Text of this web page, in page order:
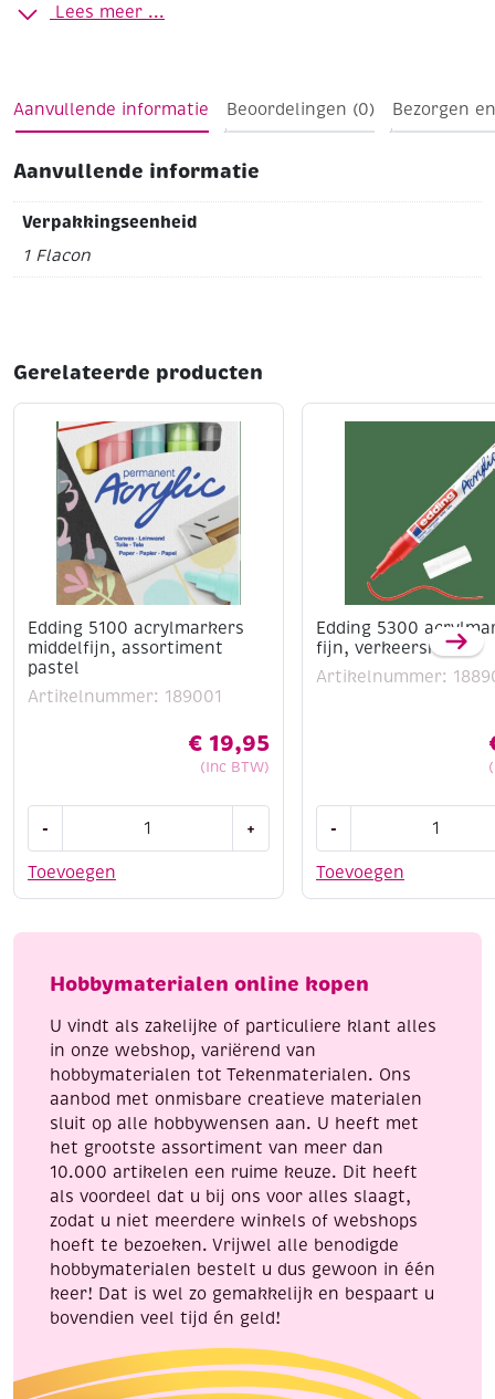
technieken zijn mogelijk met behulp van
Lees meer ...
Aanvullende informatie Beoordelingen (0) Bezorgen
Aanvullende informatie
Verpakkingseenheid
1 Flacon
Gerelateerde producten
Edding 5100 acrylmarkers
middelfijn, assortiment
pastel
Artikelnummer: 189001
€ 19,95
(Inc BTW)
Toevoegen
-
acrylmarkers
pastel
+
Edding 5300
fijn, verkeersrood
Artikelnummer:
Toevoegen
-
acrylmarker
aantal
Hobbymaterialen online kopen
U vindt als zakelijke of particuliere klant alles
in onze webshop, variërend van
hobbymaterialen tot Tekenmaterialen. Ons
aanbod met onmisbare creatieve materialen
sluit op alle hobbywensen aan. U heeft met
het grootste assortiment van meer dan
10.000 artikelen een ruime keuze. Dit heeft
als voordeel dat u bij ons voor alles slaagt,
zodat u niet meerdere winkels of webshops
hoeft te bezoeken. Vrijwel alle benodigde
hobbymaterialen bestelt u dus gewoon in één
keer! Dat is wel zo gemakkelijk en bespaart u
bovendien veel tijd én geld!